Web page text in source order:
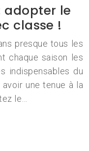
adopter le
classe !
presque tous les
chaque saison les
indispensables du
une tenue à la
le…